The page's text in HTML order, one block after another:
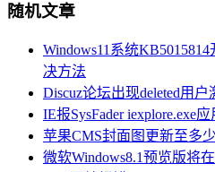
随机文章
Windows11系统
决方法
Discuz论坛出现deleted用户
IE报SysFader iexplore.exe
苹果CMS封面图更新至多
微软Windows8.1预览版将